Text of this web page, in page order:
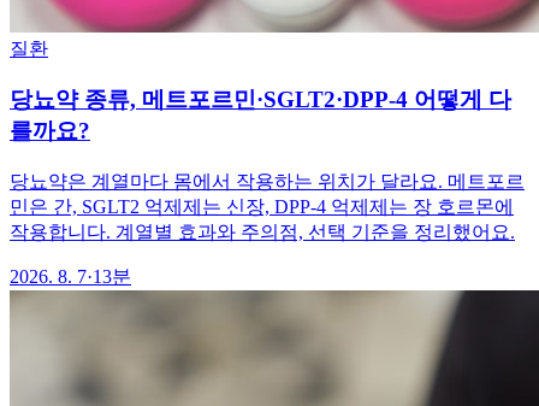
질환
당뇨약 종류, 메트포르민·SGLT2·DPP-4 어떻게 다
를까요?
당뇨약은 계열마다 몸에서 작용하는 위치가 달라요. 메트포르
민은 간, SGLT2 억제제는 신장, DPP-4 억제제는 장 호르몬에
작용합니다. 계열별 효과와 주의점, 선택 기준을 정리했어요.
2026. 8. 7·13분